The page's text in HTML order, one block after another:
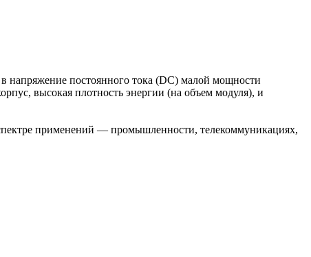
напряжение постоянного тока (DC) малой мощности
высокая плотность энергии (на объем модуля), и
применений — промышленности, телекоммуникациях,